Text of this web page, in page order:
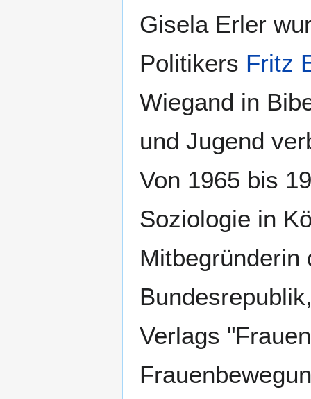
Gisela Erler
Politikers Fritz
Wiegand in
und Jugend
Von 1965 bis
Soziologie in
Mitbegründerin
Verlags